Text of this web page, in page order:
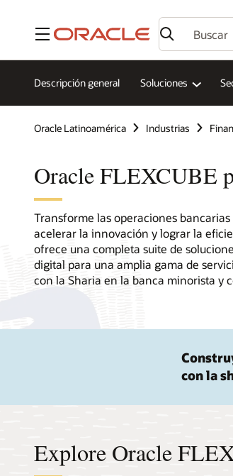
Menú
Descripción general Soluciones
Oracle Latinoamérica Industrias
Oracle FLEXCUBE
Transforme las operaciones
acelerar la innovación y lograr la
ofrece una completa suite de
digital para una amplia gama de
con la Sharia en la banca minorista y
con la
Explore Oracle